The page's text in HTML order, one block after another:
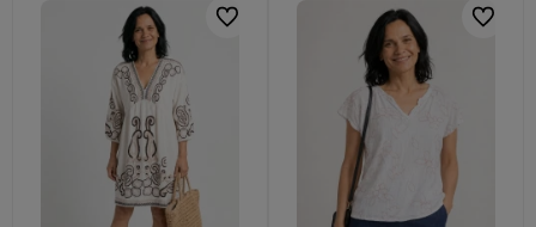
Do ulubionych Do